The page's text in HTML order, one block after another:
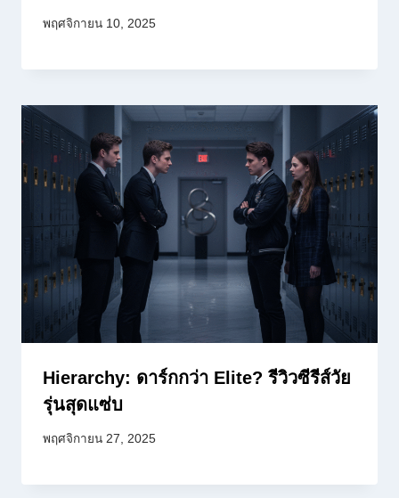
พฤศจิกายน 10, 2025
Hierarchy: ดาร์กกว่า Elite? รีวิวซีรีส์วัย
รุ่นสุดแซ่บ
พฤศจิกายน 27, 2025